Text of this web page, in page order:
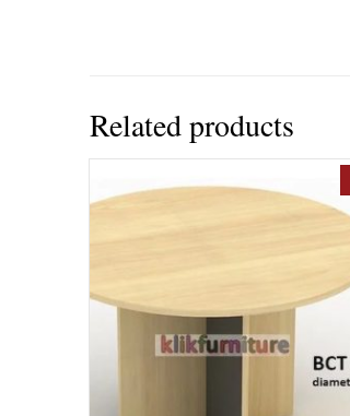
Related products